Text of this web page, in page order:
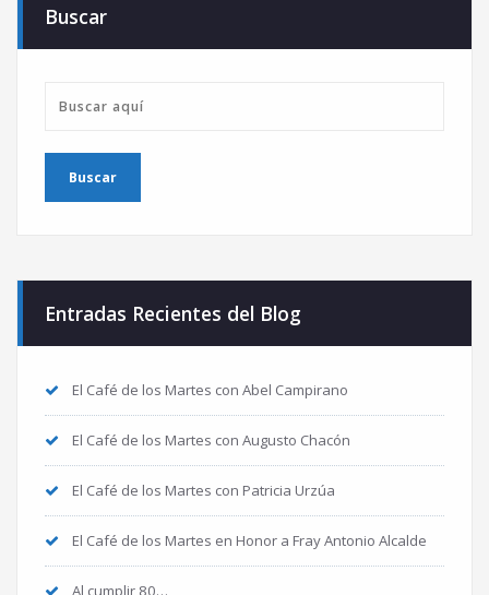
Buscar
Entradas Recientes del Blog
El Café de los Martes con Abel Campirano
El Café de los Martes con Augusto Chacón
El Café de los Martes con Patricia Urzúa
El Café de los Martes en Honor a Fray Antonio Alcalde
Al cumplir 80…